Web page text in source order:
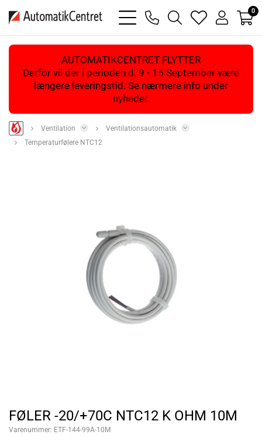
bars
light
phone
magnifying
glass
heart
light
user
light
0
AUTOMATIKCENTRET FLYTTER
Derfor vil der i perioden d. 9 - 15 September være
længere leveringstid. Se nærmere info under
nyheder.
Ventilation
Ventilationsautomatik
Temperaturfølere NTC12
FØLER -20/+70C NTC12 K OHM 10M
Varenummer: ETF-144-99A-10M